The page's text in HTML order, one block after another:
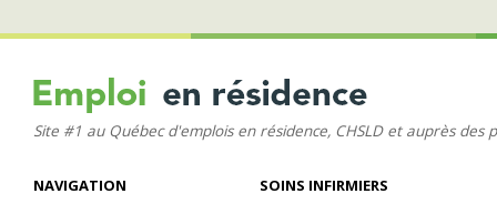
Site #1 au Québec d'emplois en résidence, CHSLD et auprès des
NAVIGATION
SOINS INFIRMIERS